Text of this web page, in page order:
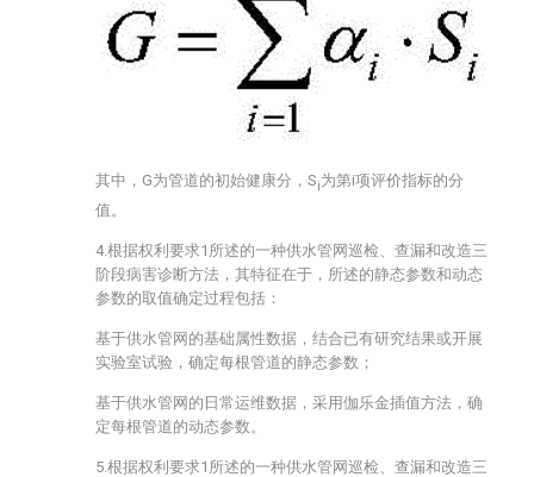
其中，G为管道的初始健康分，Si为第i项评价指标的分
值。
4.根据权利要求1所述的一种供水管网巡检、查漏和改造三
阶段病害诊断方法，其特征在于，所述的静态参数和动态
参数的取值确定过程包括：
基于供水管网的基础属性数据，结合已有研究结果或开展
实验室试验，确定每根管道的静态参数；
基于供水管网的日常运维数据，采用伽乐金插值方法，确
定每根管道的动态参数。
5.根据权利要求1所述的一种供水管网巡检、查漏和改造三